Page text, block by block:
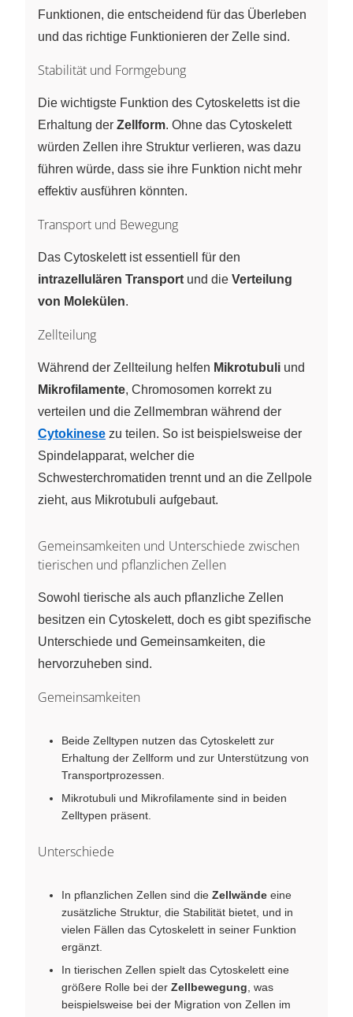
Funktionen, die entscheidend für das Überleben
und das richtige Funktionieren der Zelle sind.
Stabilität und Formgebung
Die wichtigste Funktion des Cytoskeletts ist die
Erhaltung der Zellform. Ohne das Cytoskelett
würden Zellen ihre Struktur verlieren, was dazu
führen würde, dass sie ihre Funktion nicht mehr
effektiv ausführen könnten.
Transport und Bewegung
Das Cytoskelett ist essentiell für den
intrazellulären Transport und die Verteilung
von Molekülen.
Zellteilung
Während der Zellteilung helfen Mikrotubuli und
Mikrofilamente, Chromosomen korrekt zu
verteilen und die Zellmembran während der
Cytokinese zu teilen. So ist beispielsweise der
Spindelapparat, welcher die
Schwesterchromatiden trennt und an die Zellpole
zieht, aus Mikrotubuli aufgebaut.
Gemeinsamkeiten und Unterschiede zwischen
tierischen und pflanzlichen Zellen
Sowohl tierische als auch pflanzliche Zellen
besitzen ein Cytoskelett, doch es gibt spezifische
Unterschiede und Gemeinsamkeiten, die
hervorzuheben sind.
Gemeinsamkeiten
Beide Zelltypen nutzen das Cytoskelett zur
Erhaltung der Zellform und zur Unterstützung von
Transportprozessen.
Mikrotubuli und Mikrofilamente sind in beiden
Zelltypen präsent.
Unterschiede
In pflanzlichen Zellen sind die Zellwände eine
zusätzliche Struktur, die Stabilität bietet, und in
vielen Fällen das Cytoskelett in seiner Funktion
ergänzt.
In tierischen Zellen spielt das Cytoskelett eine
größere Rolle bei der Zellbewegung , was
beispielsweise bei der Migration von Zellen im